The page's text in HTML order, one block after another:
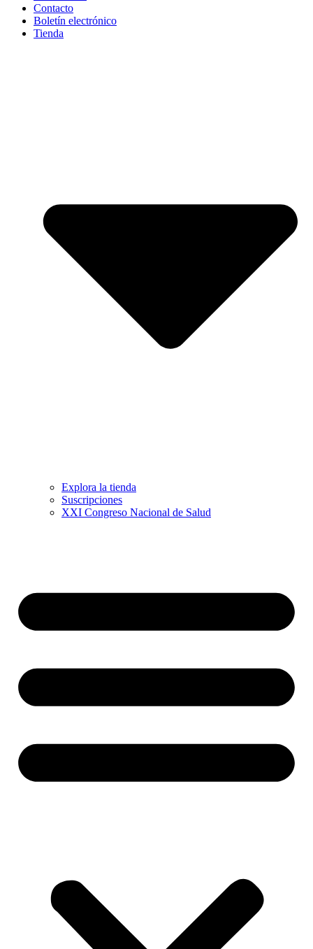
Contacto
Boletín electrónico
Tienda
Explora la tienda
Suscripciones
XXI Congreso Nacional de Salud